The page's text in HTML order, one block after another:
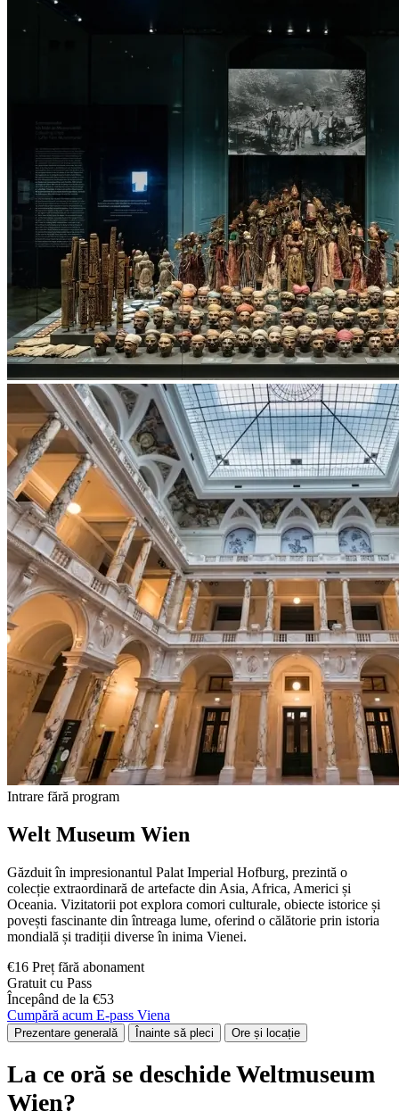
Intrare fără program
Welt Museum Wien
Găzduit în impresionantul Palat Imperial Hofburg, prezintă o
colecție extraordinară de artefacte din Asia, Africa, Americi și
Oceania. Vizitatorii pot explora comori culturale, obiecte istorice și
povești fascinante din întreaga lume, oferind o călătorie prin istoria
mondială și tradiții diverse în inima Vienei.
€16 Preț fără abonament
Gratuit cu Pass
Începând de la €53
Cumpără acum E-pass Viena
Prezentare generală Înainte să pleci Ore și locație
La ce oră se deschide Weltmuseum
Wien?